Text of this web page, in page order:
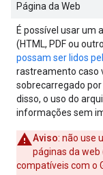
Página da Web
É possível usar um
(HTML, PDF ou
possam ser lidos
rastreamento caso
sobrecarregado
disso, o uso do
informações sem
Aviso: não use
páginas da
compatíveis com o